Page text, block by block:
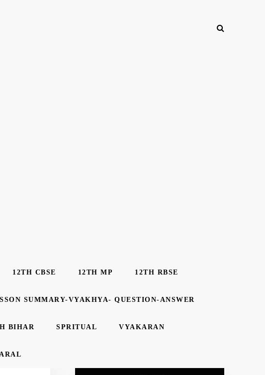
12TH CBSE 12TH MP 12TH RBSE
SUMMARY-VYAKHYA- QUESTION-ANSWER
BIHAR SPRITUAL VYAKARAN